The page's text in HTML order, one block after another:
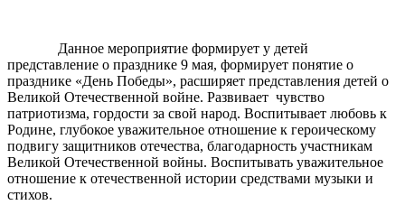
Данное мероприятие формирует у детей
представление о празднике 9 мая, формирует понятие о
празднике «День Победы», расширяет представления детей о
Великой Отечественной войне. Развивает чувство
патриотизма, гордости за свой народ. Воспитывает любовь к
Родине, глубокое уважительное отношение к героическому
подвигу защитников отечества, благодарность участникам
Великой Отечественной войны. Воспитывать уважительное
отношение к отечественной истории средствами музыки и
стихов.